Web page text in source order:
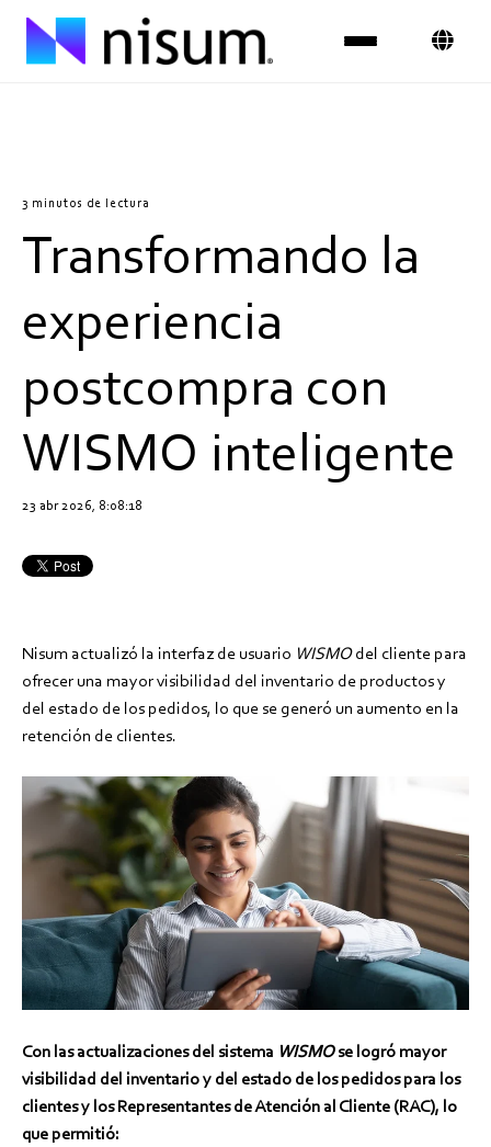
Insights
Únete al equipo
Contáctanos
3 minutos de lectura
Transformando la
experiencia
postcompra con
WISMO inteligente
23 abr 2026, 8:08:18
Nisum actualizó la interfaz de usuario WISMOdel cliente para
ofrecer una mayor visibilidad del inventario de productos y
del estado de los pedidos, lo que se generó un aumento en la
retención de clientes.
Con las actualizaciones del sistema WISMOse logró mayor
visibilidad del inventario y del estado de los pedidos para los
clientes y los Representantes de Atención al Cliente (RAC), lo
que permitió: